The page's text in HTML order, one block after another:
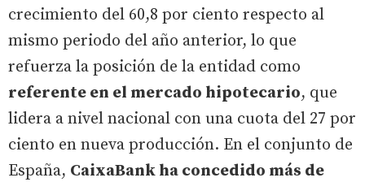
crecimiento del 60,8 por ciento respecto al
mismo periodo del año anterior, lo que
refuerza la posición de la entidad como
referente en el mercado hipotecario, que
lidera a nivel nacional con una cuota del 27 por
ciento en nueva producción. En el conjunto de
España, CaixaBank ha concedido más de